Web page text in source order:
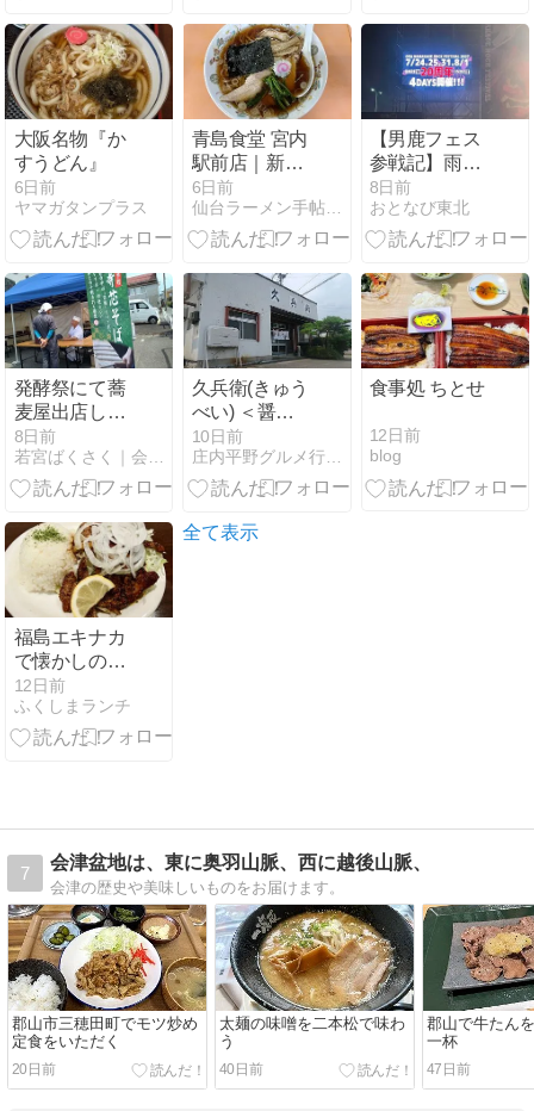
大阪名物『か
すうどん』
6日前
ヤマガタンプラス
青島食堂 宮内
駅前店｜新潟
県長岡市でお
すすめの生姜
ラーメンを実
6日前
仙台ラーメン手帖｜おすすめ店と実食レビュー
【男鹿フェス
参戦記】雨に
濡れても、そ
れでも「また
来たい」と思
2027年、20周
年の夏へ。
8日前
おとなび東北
発酵祭にて蕎
麦屋出店しま
した
8日前
若宮ばくさく｜会津坂下町
久兵衛(きゅう
べい) ＜醤
油・大盛＞ -
山形県河北町-
10日前
庄内平野グルメ行脚・Ver.2
食事処 ちとせ
12日前
blog
福島エキナカ
で懐かしのブ
ルブルを食す
「ふくのしま
珈琲」
12日前
ふくしまランチ
全て表示
7
会津盆地は、東に奥羽山脈、西に越後山脈、
会津の歴史や美味しいものをお届けます。
郡山市三穂田町でモツ炒め
定食をいただく
20日前
太麺の味噌を二本松で味わ
う
40日前
郡山で牛たん
一杯
47日前